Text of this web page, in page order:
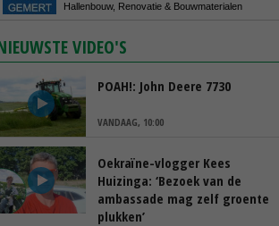
Hallenbouw, Renovatie & Bouwmaterialen
VIDEO'S
POAH!: John Deere 7730
VANDAAG, 10:00
Oekraïne-vlogger Kees
Huizinga: ‘Bezoek van de
ambassade mag zelf groente
plukken’